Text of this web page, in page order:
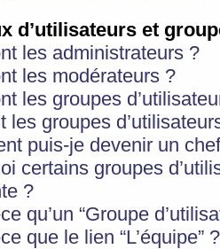
d’utilisateurs et
les administrateurs ?
les modérateurs ?
les groupes
les groupes
puis-je devenir un
certains groupes
?
qu’un “Groupe
que le lien “L’équipe” ?